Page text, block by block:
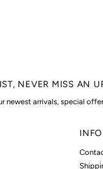
NEVER MISS AN
newest arrivals, special